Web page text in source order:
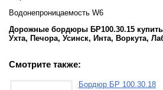
Водонепроницаемость W6
Дорожные бордюры БР100.30.15
Ухта, Печора, Усинск, Инта, Воркута,
Смотрите также:
Бордюр БР 100.30.18